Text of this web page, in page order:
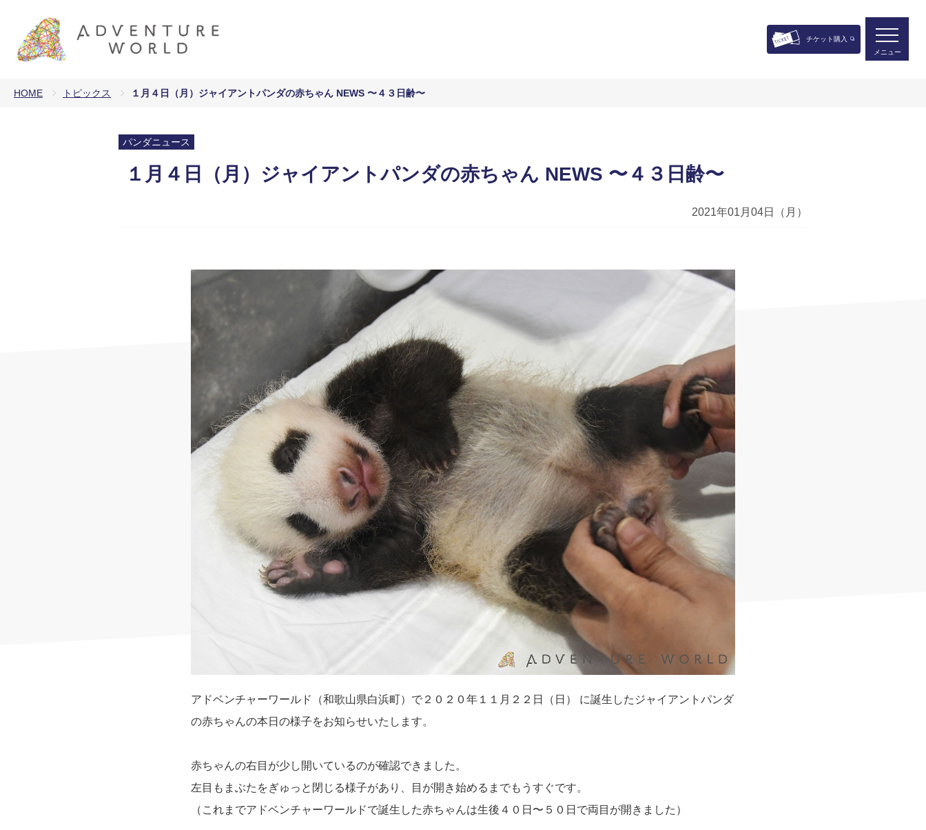
チケット購入
メニュー
HOME トピックス １月４日（月）ジャイアントパンダの赤ちゃん NEWS 〜４３日齢〜
パンダニュース
１月４日（月）ジャイアントパンダの赤ちゃん NEWS 〜４３日齢〜
2021年01月04日（月）
アドベンチャーワールド（和歌山県白浜町）で２０２０年１１月２２日（日） に誕生したジャイアントパンダ
の赤ちゃんの本日の様子をお知らせいたします。
赤ちゃんの右目が少し開いているのが確認できました。
左目もまぶたをぎゅっと閉じる様子があり、目が開き始めるまでもうすぐです。
（これまでアドベンチャーワールドで誕生した赤ちゃんは生後４０日〜５０日で両目が開きました）